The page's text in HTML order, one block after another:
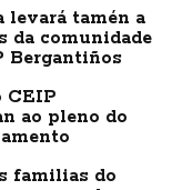
levará tamén a
da comunidade
Bergantiños
CEIP
ao pleno do
familias do